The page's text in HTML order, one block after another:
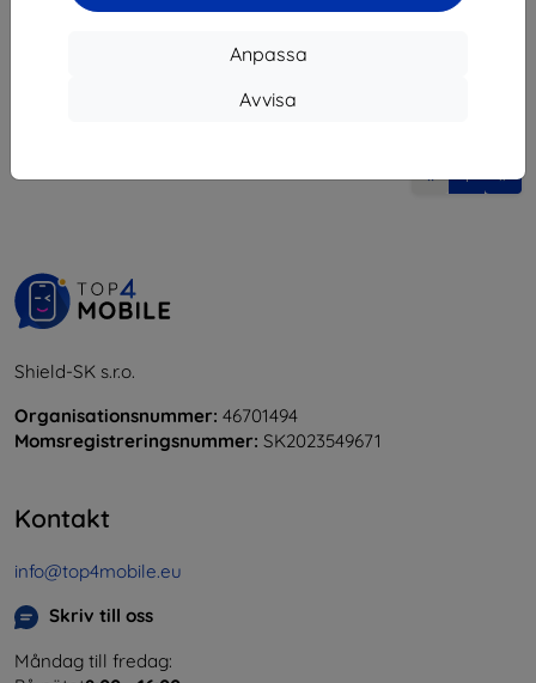
Anpassa
Avvisa
« 1 »
Shield-SK s.r.o.
Organisationsnummer: 46701494
Momsregistreringsnummer: SK2023549671
Kontakt
info@top4mobile.eu
Skriv till oss
Måndag till fredag: